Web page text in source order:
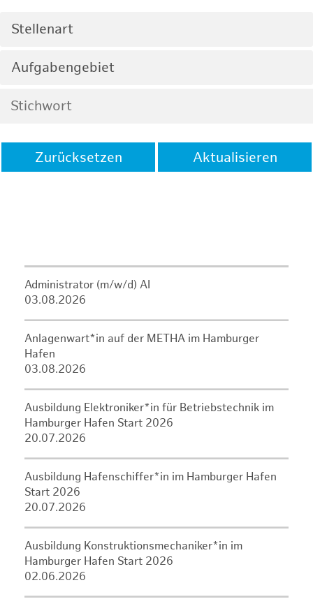
Stellenart
Aufgabengebiet
Zurücksetzen Aktualisieren
Administrator (m/w/d) AI
03.08.2026
Anlagenwart*in auf der METHA im Hamburger
Hafen
03.08.2026
Ausbildung Elektroniker*in für Betriebstechnik im
Hamburger Hafen Start 2026
20.07.2026
Ausbildung Hafenschiffer*in im Hamburger Hafen
Start 2026
20.07.2026
Ausbildung Konstruktionsmechaniker*in im
Hamburger Hafen Start 2026
02.06.2026